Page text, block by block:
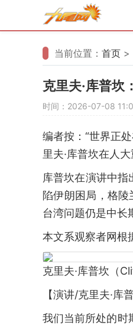
当前位置： 首页 >
克里夫·库普坎
时间：2026-07-08
编者按：“世界正
里夫·库普坎在人
库普坎在演讲中指
陷伊朗困局，格
台湾问题仍是中长
本文系观察者网根
克里夫·库普坎（
【演讲/克里夫·库
我们当前所处的时